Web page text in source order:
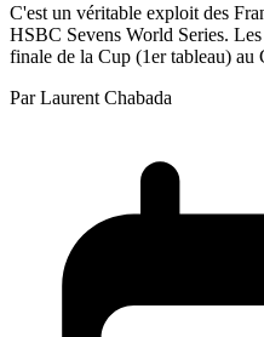
C'est un véritable exploit des
HSBC Sevens World Series.
finale de la Cup (1er tableau) au
Par Laurent Chabada